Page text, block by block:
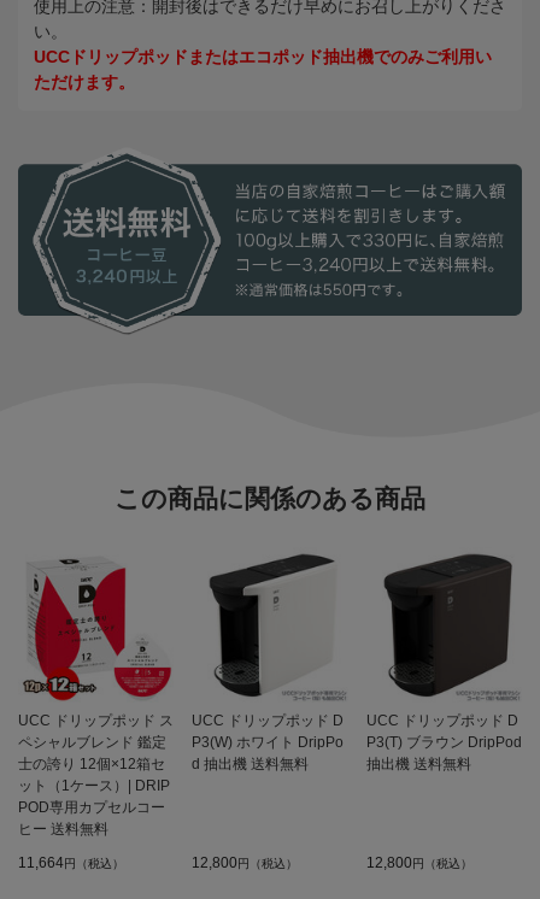
使用上の注意：開封後はできるだけ早めにお召し上がりくださ
い。
UCCドリップポッドまたはエコポッド抽出機でのみご利用い
ただけます。
この商品に関係のある商品
UCC ドリップポッド ス
ペシャルブレンド 鑑定
士の誇り 12個×12箱セ
ット（1ケース）| DRIP
POD専用カプセルコー
ヒー 送料無料
11,664円（税込）
UCC ドリップポッド D
P3(W) ホワイト DripPo
d 抽出機 送料無料
12,800円（税込）
UCC ドリップポッド D
P3(T) ブラウン DripPod
抽出機 送料無料
12,800円（税込）